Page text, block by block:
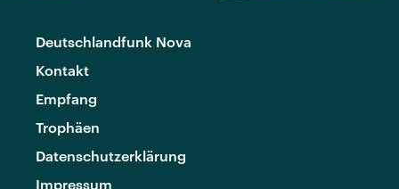
Deutschlandfunk Nova
Kontakt
Empfang
Trophäen
Datenschutzerklärung
Impressum